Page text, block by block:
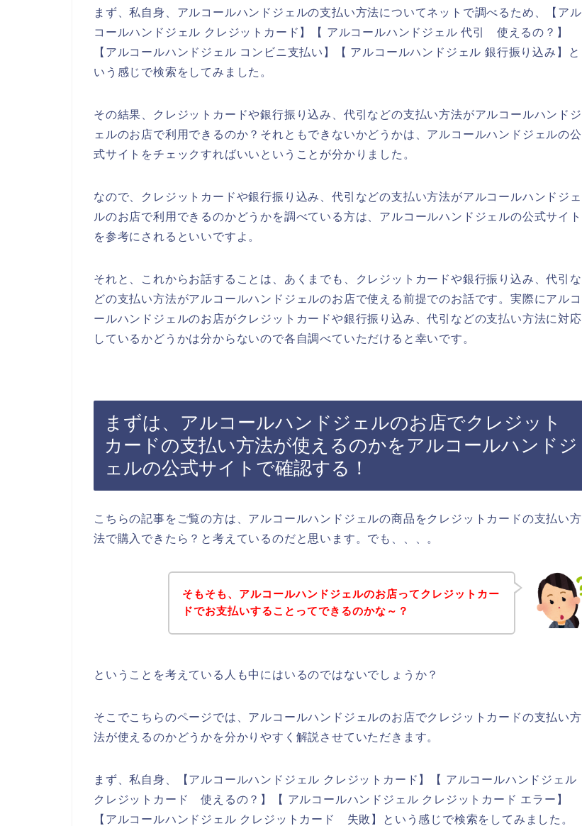
まず、私自身、アルコールハンドジェルの支払い方法についてネットで調べるため、【アル
コールハンドジェル クレジットカード】【 アルコールハンドジェル 代引 使えるの？】
【アルコールハンドジェル コンビニ支払い】【 アルコールハンドジェル 銀行振り込み】と
いう感じで検索をしてみました。
その結果、クレジットカードや銀行振り込み、代引などの支払い方法がアルコールハンドジ
ェルのお店で利用できるのか？それともできないかどうかは、アルコールハンドジェルの公
式サイトをチェックすればいいということが分かりました。
なので、クレジットカードや銀行振り込み、代引などの支払い方法がアルコールハンドジェ
ルのお店で利用できるのかどうかを調べている方は、アルコールハンドジェルの公式サイト
を参考にされるといいですよ。
それと、これからお話することは、あくまでも、クレジットカードや銀行振り込み、代引な
どの支払い方法がアルコールハンドジェルのお店で使える前提でのお話です。実際にアルコ
ールハンドジェルのお店がクレジットカードや銀行振り込み、代引などの支払い方法に対応
しているかどうかは分からないので各自調べていただけると幸いです。
まずは、アルコールハンドジェルのお店でクレジット
カードの支払い方法が使えるのかをアルコールハンドジ
ェルの公式サイトで確認する！
こちらの記事をご覧の方は、アルコールハンドジェルの商品をクレジットカードの支払い方
法で購入できたら？と考えているのだと思います。でも、、、。
そもそも、アルコールハンドジェルのお店ってクレジットカー
ドでお支払いすることってできるのかな～？
ということを考えている人も中にはいるのではないでしょうか？
そこでこちらのページでは、アルコールハンドジェルのお店でクレジットカードの支払い方
法が使えるのかどうかを分かりやすく解説させていただきます。
まず、私自身、【アルコールハンドジェル クレジットカード】【 アルコールハンドジェル
クレジットカード 使えるの？】【 アルコールハンドジェル クレジットカード エラー】
【アルコールハンドジェル クレジットカード 失敗】という感じで検索をしてみました。